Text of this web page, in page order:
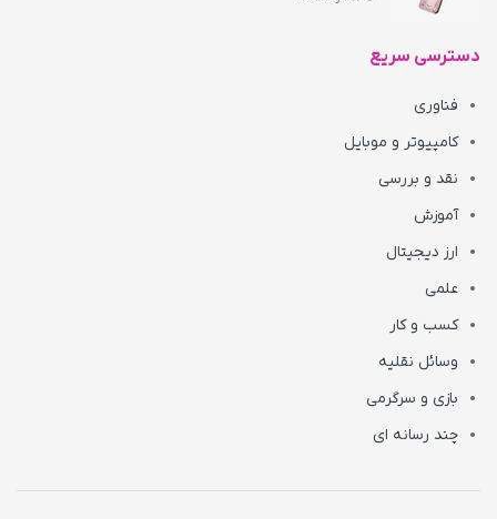
دسترسی سریع
فناوری
کامپیوتر و موبایل
نقد و بررسی
آموزش
ارز دیجیتال
علمی
کسب و کار
وسائل نقلیه
بازی و سرگرمی
چند رسانه ای